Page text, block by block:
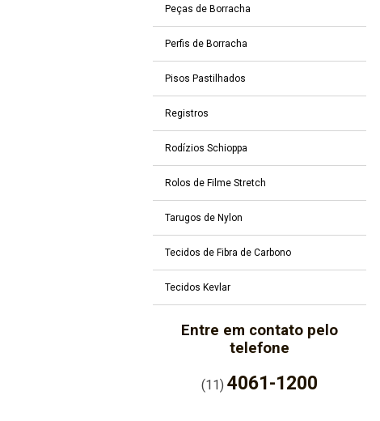
Peças de Borracha
Perfis de Borracha
Pisos Pastilhados
Registros
Rodízios Schioppa
Rolos de Filme Stretch
Tarugos de Nylon
Tecidos de Fibra de Carbono
Tecidos Kevlar
Entre em contato pelo
telefone
(11)4061-1200